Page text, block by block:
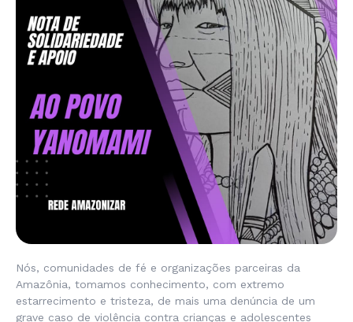
Nós, comunidades de fé e organizações parceiras da
Amazônia, tomamos conhecimento, com extremo
estarrecimento e tristeza, de mais uma denúncia de um
grave caso de violência contra crianças e adolescentes